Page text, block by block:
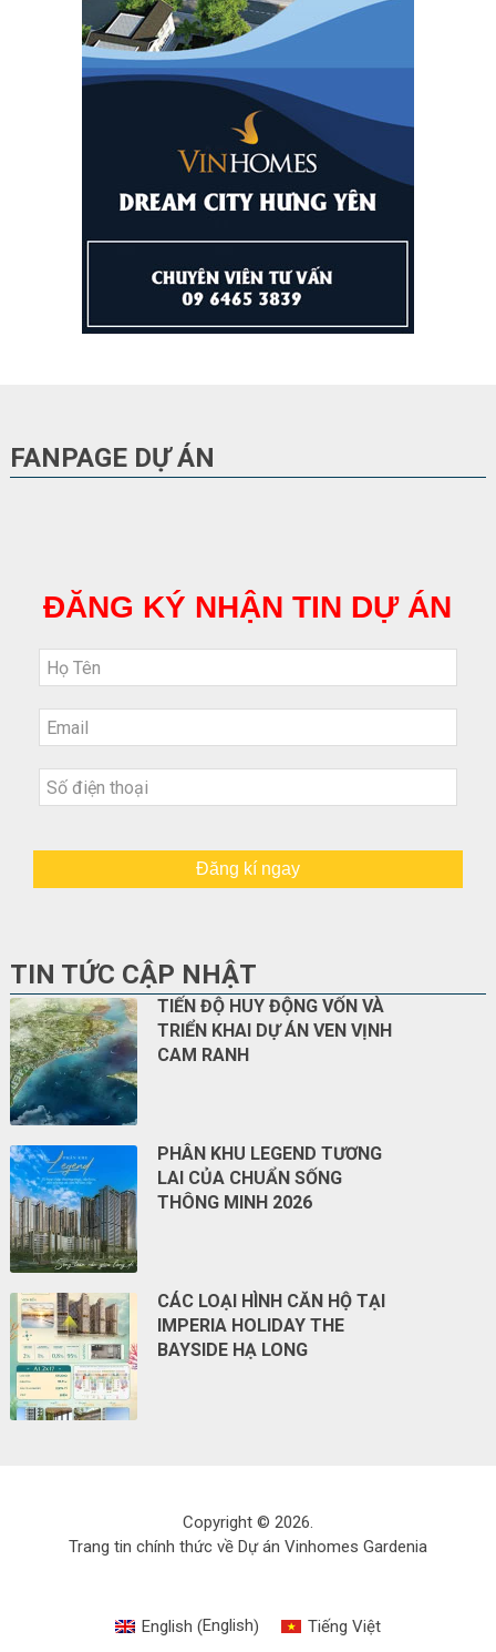
FANPAGE DỰ ÁN
ĐĂNG KÝ NHẬN TIN DỰ ÁN
Đăng kí ngay
TIN TỨC CẬP NHẬT
TIẾN ĐỘ HUY ĐỘNG VỐN VÀ
TRIỂN KHAI DỰ ÁN VEN VỊNH
CAM RANH
PHÂN KHU LEGEND TƯƠNG
LAI CỦA CHUẨN SỐNG
THÔNG MINH 2026
CÁC LOẠI HÌNH CĂN HỘ TẠI
IMPERIA HOLIDAY THE
BAYSIDE HẠ LONG
Copyright © 2026.
Trang tin chính thức về Dự án Vinhomes Gardenia
English (English) Tiếng Việt